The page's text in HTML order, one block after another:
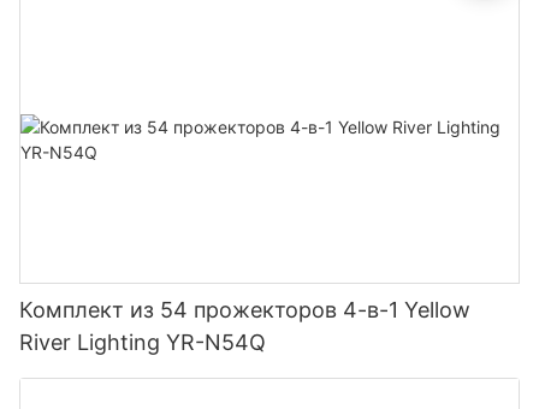
Комплект из 54 прожекторов 4-в-1 Yellow
River Lighting YR-N54Q